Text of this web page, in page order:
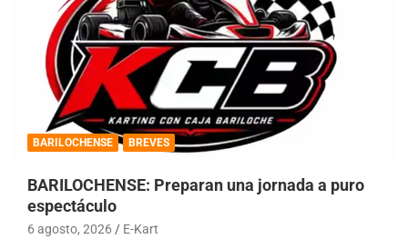
BARILOCHENSE BREVES
BARILOCHENSE: Preparan una jornada a puro
espectáculo
6 agosto, 2026 E-Kart